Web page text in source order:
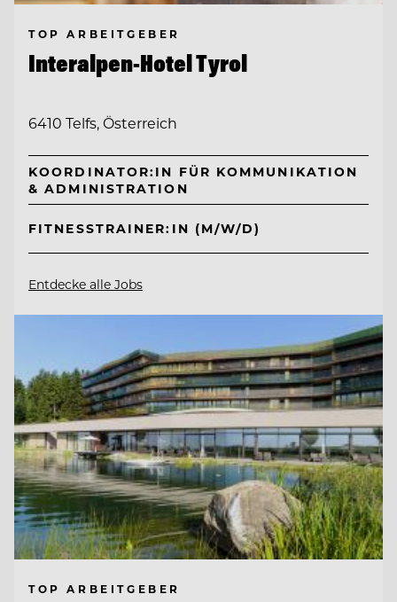
TOP ARBEITGEBER
Interalpen-Hotel Tyrol
6410 Telfs, Österreich
KOORDINATOR:IN FÜR KOMMUNIKATION
& ADMINISTRATION
FITNESSTRAINER:IN (M/W/D)
Entdecke alle Jobs
TOP ARBEITGEBER